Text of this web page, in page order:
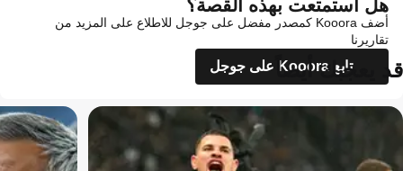
هل استمتعت بهذه القصة؟
أضف Kooora كمصدر مفضل على جوجل للاطلاع على المزيد من
تقاريرنا
تابع Kooora على جوجل
قد يعجبك أيضاً